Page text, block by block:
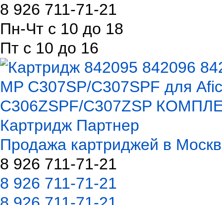
8 926 711-71-21
Пн-Чт с 10 до 18
Пт с 10 до 16
Картридж Партнер
Продажа картриджей в
8 926 711-71-21
8 926 711-71-21